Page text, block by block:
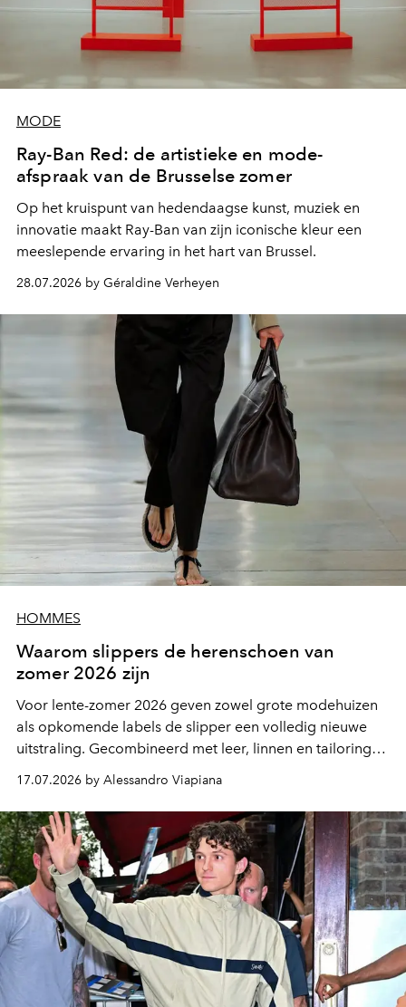
MODE
Ray-Ban Red: de artistieke en mode-
afspraak van de Brusselse zomer
Op het kruispunt van hedendaagse kunst, muziek en
innovatie maakt Ray-Ban van zijn iconische kleur een
meeslepende ervaring in het hart van Brussel.
28.07.2026 by Géraldine Verheyen
HOMMES
Waarom slippers de herenschoen van
zomer 2026 zijn
Voor lente-zomer 2026 geven zowel grote modehuizen
als opkomende labels de slipper een volledig nieuwe
uitstraling. Gecombineerd met leer, linnen en tailoring
onverschillig laat.
17.07.2026 by Alessandro Viapiana